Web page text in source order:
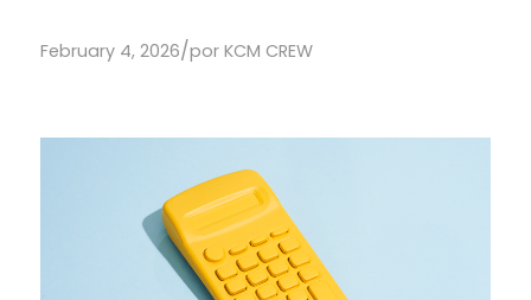
February 4, 2026/por KCM CREW